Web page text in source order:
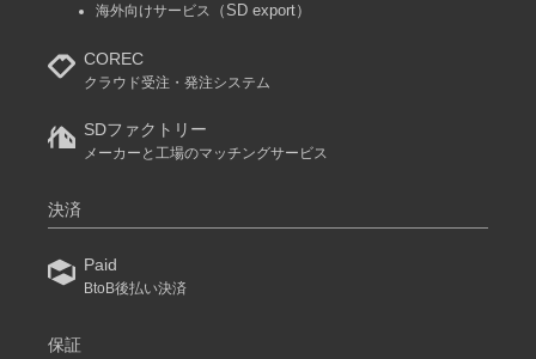
海外向けサービス
（SD export）
COREC
クラウド受注・発注システム
SDファクトリー
メーカーと工場のマッチングサービス
決済
Paid
BtoB後払い決済
保証